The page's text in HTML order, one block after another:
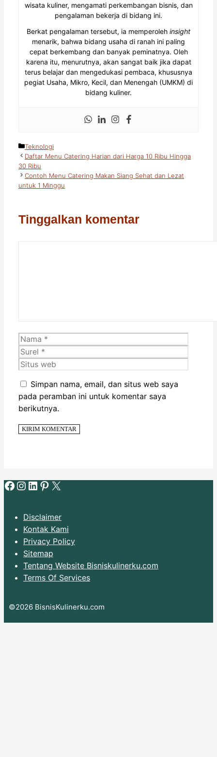
wisata kuliner, mengamati perkembangan bisnis, dan
pengalaman bekerja di bidang ini.
Berkat pengalaman tersebut, ia memperoleh insight
menarik, bahwa bidang usaha di ranah ini paling
cepat berkembang dan banyak peminatnya. Oleh
karena itu, menurutnya, akan sangat baik jika dapat
terus belajar dan mengedukasi pembaca, khususnya
pegiat Usaha, Mikro, Kecil, dan Menengah (UMKM) di
bidang kuliner.
Kategori
Teknologi
Daftar Menu Catering Harian dari Harga 10 Ribu Hingga
30 Ribu
Contoh Menu Catering Makan Siang Sehat dan Lezat
untuk 1 Minggu
Tinggalkan komentar
Nama
Simpan nama, email, dan situs web saya
pada peramban ini untuk komentar saya
berikutnya.
Facebook
Instagram
LinkedIn
Pinterest
X
Disclaimer
Kontak Kami
Privacy Policy
Sitemap
Tentang Website Bisniskulinerku.com
Terms Of Services
©2026 BisnisKulinerku.com